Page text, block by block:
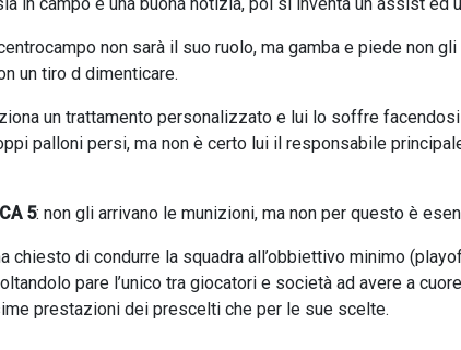
non sarà il suo ruolo, ma gamba e piede non
un tiro d dimenticare.
un trattamento personalizzato e lui lo soffre
palloni persi, ma non è certo lui il responsabile
5: non gli arrivano le munizioni, ma non per questo è
chiesto di condurre la squadra all’obbiettivo minimo
pare l’unico tra giocatori e società ad avere a
prestazioni dei prescelti che per le sue scelte.